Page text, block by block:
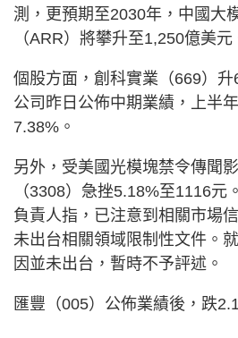
測，更預期至2030年，中國大
（ARR）將攀升至1,250億美元
個股方面，創科實業（669）
公司昨日公佈中期業績，上半
7.38%。
另外，受美國光模塊禁令傳聞
（3308）急挫5.18%至1116元
負責人指，已注意到相關市場
未出台相關領域限制性文件。
因並未出台，暫時不予評述。
匯豐（005）公佈業績後，跌